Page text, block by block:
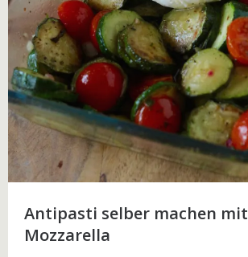
Antipasti selber machen mit
Mozzarella